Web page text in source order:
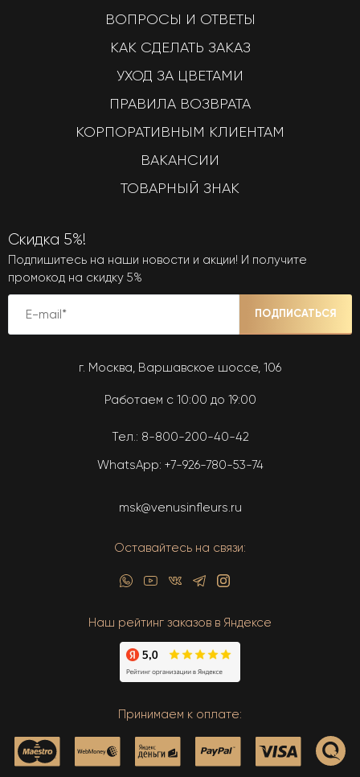
ВОПРОСЫ И ОТВЕТЫ
КАК СДЕЛАТЬ ЗАКАЗ
УХОД ЗА ЦВЕТАМИ
ПРАВИЛА ВОЗВРАТА
КОРПОРАТИВНЫМ КЛИЕНТАМ
ВАКАНСИИ
ТОВАРНЫЙ ЗНАК
Скидка 5%!
Подпишитесь на наши новости и акции! И получите
промокод на скидку 5%
ПОДПИСАТЬСЯ
г. Москва, Варшавское шоссе, 106
Работаем с 10:00 до 19:00
Тел.: 8-800-200-40-42
WhatsApp: +7-926-780-53-74
msk@venusinfleurs.ru
Оставайтесь на связи:
Наш рейтинг заказов в Яндексе
Принимаем к оплате: